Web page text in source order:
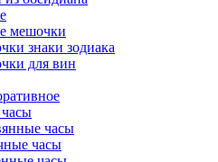
мешочки
знаки зодиака
для вин
часы
часы